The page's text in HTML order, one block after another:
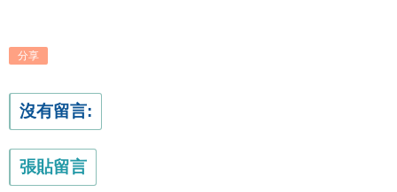
分享
沒有留言:
張貼留言